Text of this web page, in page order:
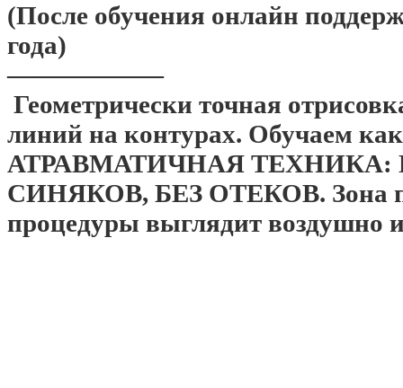
(После обучения онлайн
года)
——————
Геометрически точная
линий на контурах. Обучаем
АТРАВМАТИЧНАЯ ТЕХНИКА:
СИНЯКОВ, БЕЗ ОТЕКОВ. Зона
процедуры выглядит воздушно